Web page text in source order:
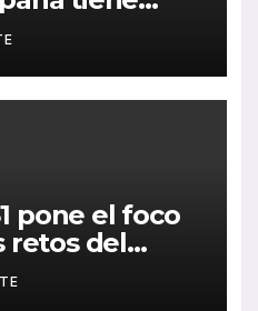
para
pone el foco
retos del
en España